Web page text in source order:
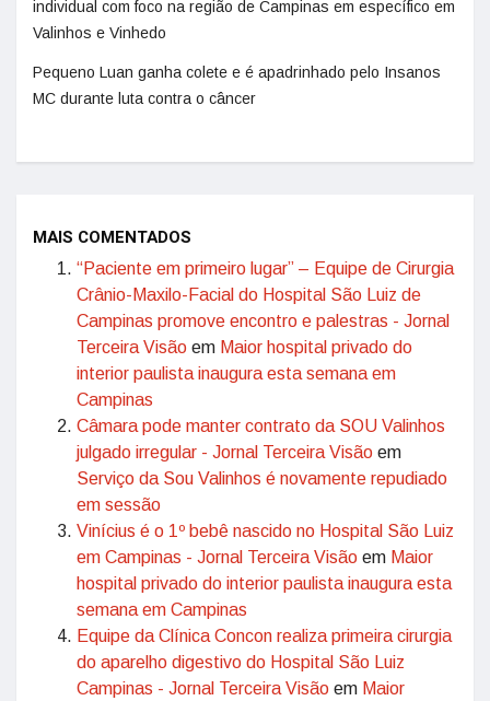
individual com foco na região de Campinas em específico em
Valinhos e Vinhedo
Pequeno Luan ganha colete e é apadrinhado pelo Insanos
MC durante luta contra o câncer
MAIS COMENTADOS
“Paciente em primeiro lugar” – Equipe de Cirurgia
Crânio-Maxilo-Facial do Hospital São Luiz de
Campinas promove encontro e palestras - Jornal
Terceira Visão em Maior hospital privado do
interior paulista inaugura esta semana em
Campinas
Câmara pode manter contrato da SOU Valinhos
julgado irregular - Jornal Terceira Visão em
Serviço da Sou Valinhos é novamente repudiado
em sessão
Vinícius é o 1º bebê nascido no Hospital São Luiz
em Campinas - Jornal Terceira Visão em Maior
hospital privado do interior paulista inaugura esta
semana em Campinas
Equipe da Clínica Concon realiza primeira cirurgia
do aparelho digestivo do Hospital São Luiz
Campinas - Jornal Terceira Visão em Maior